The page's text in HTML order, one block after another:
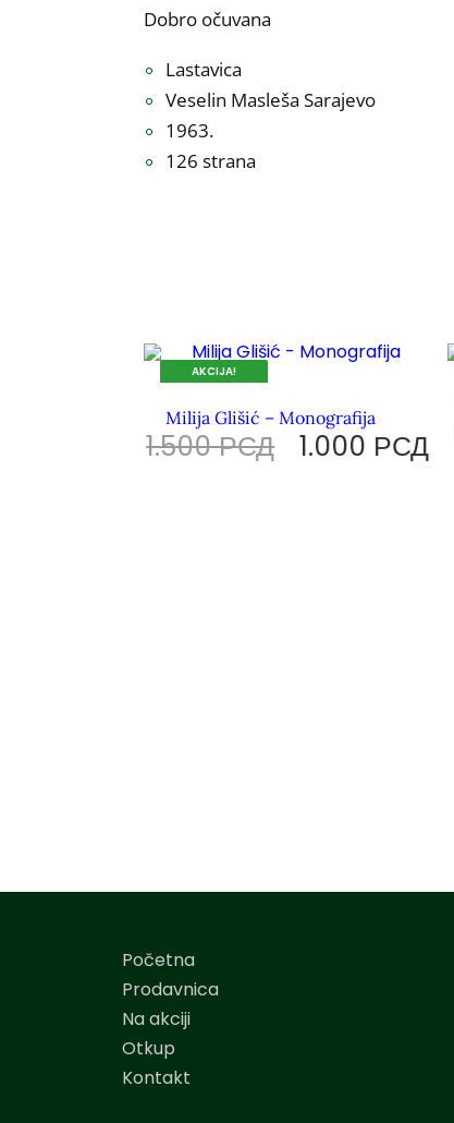
Dobro očuvana
Lastavica
Veselin Masleša Sarajevo
1963.
126 strana
AKCIJA!
Milija Glišić – Monografija
1.500РСД 1.000 РСД
Početna
Prodavnica
Na akciji
Otkup
Kontakt